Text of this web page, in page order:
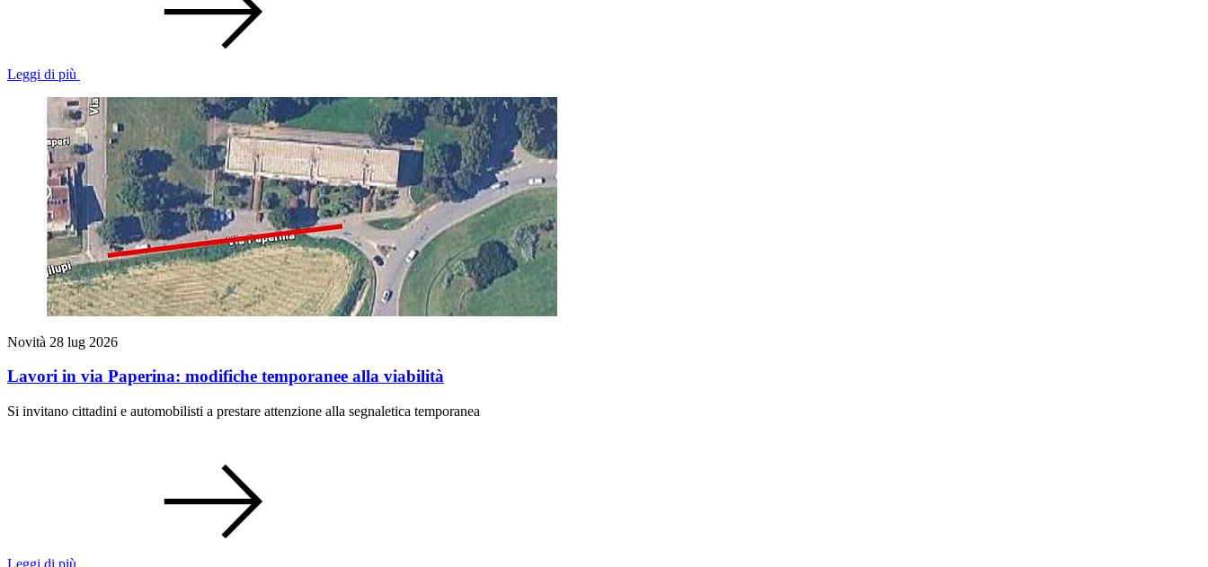
Leggi di più
Novità 28 lug 2026
Lavori in via Paperina: modifiche temporanee alla viabilità
Si invitano cittadini e automobilisti a prestare attenzione alla segnaletica temporanea